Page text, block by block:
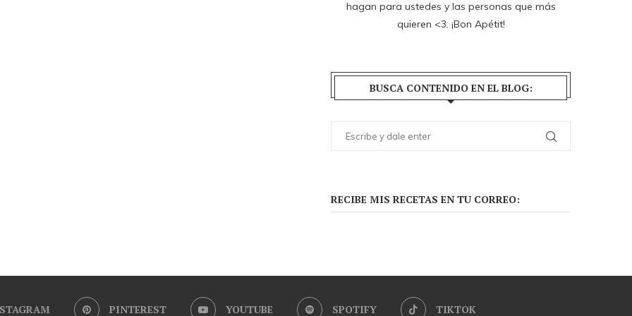
hagan para ustedes y las personas que más
quieren <3. ¡Bon Apétit!
BUSCA CONTENIDO EN EL BLOG:
RECIBE MIS RECETAS EN TU CORREO:
PINTEREST YOUTUBE SPOTIFY TIKTOK